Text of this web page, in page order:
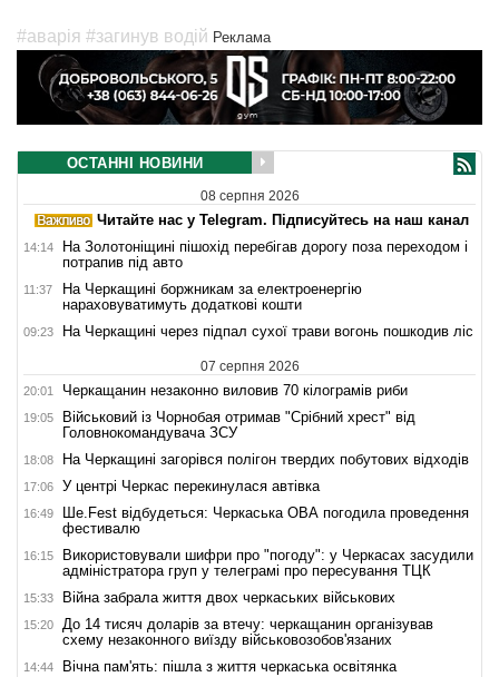
#аварія #загинув водій Реклама
ОСТАННІ НОВИНИ
08 серпня 2026
Читайте нас у Telegram. Підписуйтесь на наш канал
14:14
На Золотоніщині пішохід перебігав дорогу поза переходом і
потрапив під авто
11:37
На Черкащині боржникам за електроенергію
нараховуватимуть додаткові кошти
09:23 На Черкащині через підпал сухої трави вогонь пошкодив ліс
07 серпня 2026
20:01 Черкащанин незаконно виловив 70 кілограмів риби
19:05
Військовий із Чорнобая отримав "Срібний хрест" від
Головнокомандувача ЗСУ
18:08 На Черкащині загорівся полігон твердих побутових відходів
17:06 У центрі Черкас перекинулася автівка
16:49
Ше.Fest відбудеться: Черкаська ОВА погодила проведення
фестивалю
16:15
Використовували шифри про "погоду": у Черкасах засудили
адміністратора груп у телеграмі про пересування ТЦК
15:33 Війна забрала життя двох черкаських військових
15:20
До 14 тисяч доларів за втечу: черкащанин організував
схему незаконного виїзду військовозобов'язаних
14:44 Вічна пам'ять: пішла з життя черкаська освітянка